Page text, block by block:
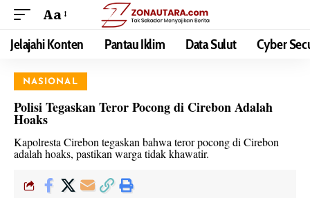
Aa
Jelajahi Konten Pantau Iklim Data Sulut Cyber
NASIONAL
Polisi Tegaskan Teror Pocong di Cirebon Adalah
Hoaks
Kapolresta Cirebon tegaskan bahwa teror pocong di Cirebon
adalah hoaks, pastikan warga tidak khawatir.